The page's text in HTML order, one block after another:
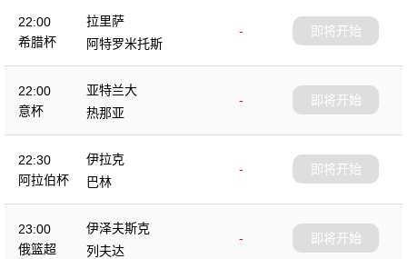
22:00
希腊杯
拉里萨
-
阿特罗米托斯
即将开始
22:00
意杯
亚特兰大
-
热那亚
即将开始
22:30
阿拉伯杯
伊拉克
-
巴林
即将开始
23:00
俄篮超
伊泽夫斯克
-
列夫达
即将开始